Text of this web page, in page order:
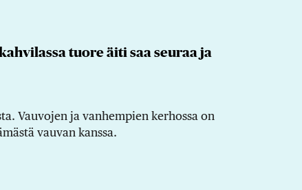
tuore äiti saa seuraa ja
Vauvojen ja vanhempien kerhossa on
vauvan kanssa.